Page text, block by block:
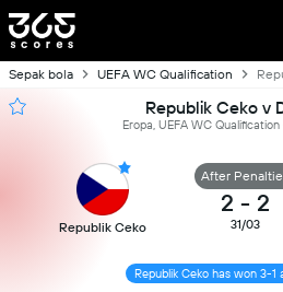
Sepak bola UEFA WC Qualification
Republik Ceko v
Eropa, UEFA WC
Republik Ceko
After
2 - 2
31/03
Republik Ceko has won 3-1